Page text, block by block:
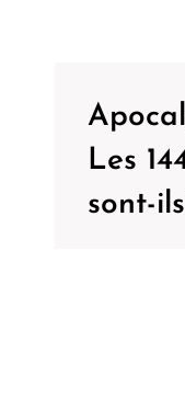
Les
sont-